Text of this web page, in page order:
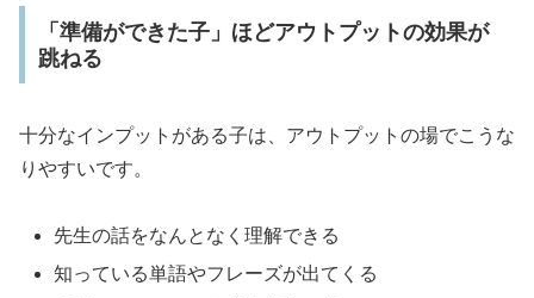
「準備ができた子」ほどアウトプットの効果が
跳ねる
十分なインプットがある子は、アウトプットの場でこうな
りやすいです。
先生の話をなんとなく理解できる
知っている単語やフレーズが出てくる